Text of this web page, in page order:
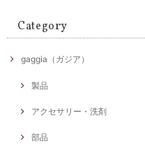
Category
gaggia（ガジア）
製品
アクセサリー・洗剤
部品